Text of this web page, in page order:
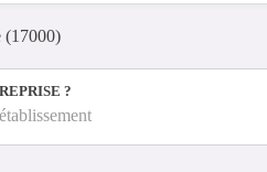
(17000)
?